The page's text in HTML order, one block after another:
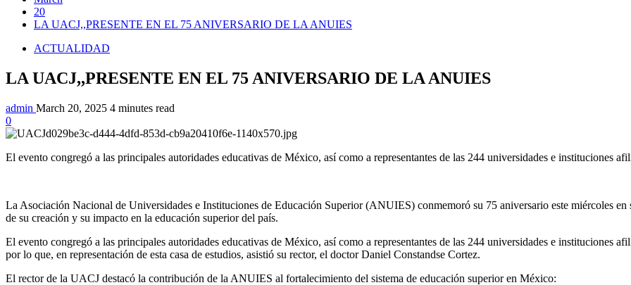
20
LA UACJ,,PRESENTE EN EL 75 ANIVERSARIO DE LA ANUIES
ACTUALIDAD
LA UACJ,,PRESENTE EN EL 75 ANIVERSARIO DE LA ANUIES
admin March 20, 2025 4 minutes read
0
El evento congregó a las principales autoridades educativas de México, así como a representantes de las 244 universidades e instituciones
La Asociación Nacional de Universidades e Instituciones de Educación Superior (ANUIES) conmemoró su 75 aniversario este miércoles
de su creación y su impacto en la educación superior del país.
El evento congregó a las principales autoridades educativas de México, así como a representantes de las 244 universidades e instituciones
por lo que, en representación de esta casa de estudios, asistió su rector, el doctor Daniel Constandse Cortez.
El rector de la UACJ destacó la contribución de la ANUIES al fortalecimiento del sistema de educación superior en México: